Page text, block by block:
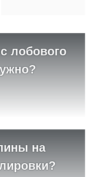
лобового
на